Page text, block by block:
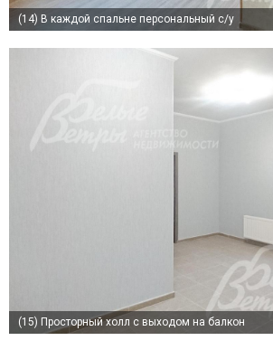
(14) В каждой спальне персональный с/у
(15) Просторный холл с выходом на балкон